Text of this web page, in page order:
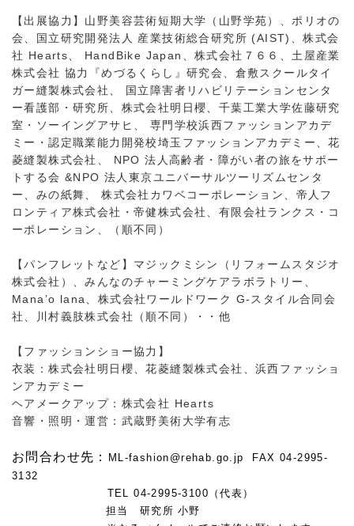
【出展協力】山野美容芸術短期大学（山野学苑）、ポリオの
会、国立研究開発法人 産業技術総合研究所 (AIST)、株式会
社 Hearts、 HandBike Japan、株式会社７６６、土屋産業
株式会社 協力『めづるくらし』研究会、倉敷スクールタイ
ガー縫製株式会社、 国立障害者リハビリテーションセンタ
ー看護部・研究所、株式会社明日櫻、千葉工業大学佐藤研究
室・ソーイングアサヒ、 専門学校浜西ファッションアカデ
ミー・認定職業能力開発校埼玉ファッションアカデミー、花
菱縫製株式会社、 NPO 法人高齢者・障がい者の旅をサポー
トする会 &NPO 法人東京ユニバーサルツーリズムセンタ
ー、みの紙舞、 株式会社カワベコーポレーション、帝人フ
ロンティア株式会社・帝健株式会社、有限会社ランクス・コ
ーポレーション、（順不同）
【パンフレットなど】マジックミシン（リフォームスタジオ
株式会社）、みんなのチャーミングケアラボラトリー、
Mana’o lana、 株式会社ワールドワーク G-スタイル合同会
社、川村義肢株式会社（順不同）
・・他
【ファッションショー協力】
衣装：株式会社明日櫻、花菱縫製株式会社、浜西ファッショ
ンアカデミー
ヘアメークアップ：株式会社 Hearts
音響・照明・運営：武蔵野美術大学有志
お問合わせ先： ML-fashion@rehab.go.jp
FAX 04-2995-
3132
TEL 04-2995-3100（代表）
担当 研究所 小野